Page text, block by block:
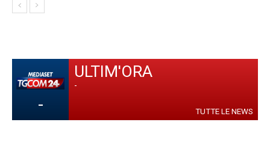
-
ULTIM'ORA
-
TUTTE LE NEWS